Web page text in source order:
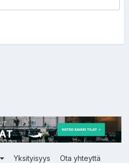
Yksityisyys
Ota yhteyttä